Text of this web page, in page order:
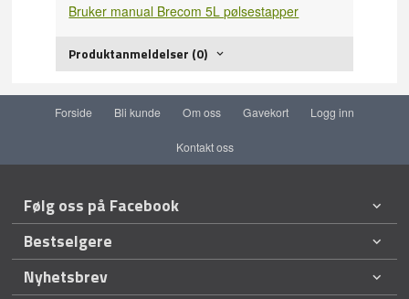
Bruker manual Brecom 5L pølsestapper
Produktanmeldelser (0)
Forside Bli kunde Om oss Gavekort Logg inn
Kontakt oss
Følg oss på Facebook
Bestselgere
Nyhetsbrev